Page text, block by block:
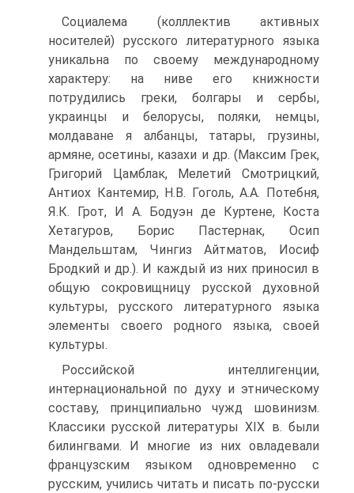
Социалема (колллектив активных
носителей) русского литературного языка
уникальна по своему международному
характеру: на ниве его книжности
потрудились греки, болгары и сербы,
украинцы и белорусы, поляки, немцы,
молдаване я албанцы, татары, грузины,
армяне, осетины, казахи и др. (Максим Грек,
Григорий Цамблак, Мелетий Смотрицкий,
Антиох Кантемир, Н.В. Гоголь, А.А. Потебня,
Я.К. Грот, И А. Бодуэн де Куртене, Коста
Хетагуров, Борис Пастернак, Осип
Мандельштам, Чингиз Айтматов, Иосиф
Бродкий и др.). И каждый из них приносил в
общую сокровищницу русской духовной
культуры, русского литературного языка
элементы своего родного языка, своей
культуры.
Российской интеллигенции,
интернациональной по духу и этническому
составу, принципиально чужд шовинизм.
Классики русской литературы XIX в. были
билингвами. И многие из них овладевали
французским языком одновременно с
русским, учились читать и писать по-русски